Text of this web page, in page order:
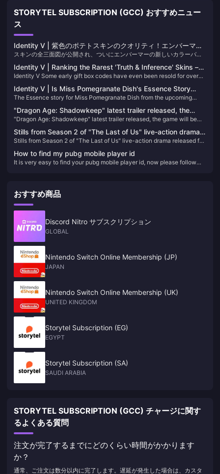
STORYTEL SUBSCRIPTION (GCC) おすすめニュー
ス
Identity V | 紫色のポテトスキンのクオリティ！エンバーマー
に遂に自身の“白黒”が登場！
スキンの全三面図が公開され、ついにエンバーマーの新しいカラーバリ
エーションスキンの全身ディテールを堪能できるようになりました。驚
くことに、プレイヤーからは満場一致で称賛されています！正直、この
デザインは限定のSランクスキンと間違われてもおかしくないほどです！
Identity V | Ranking the Rarest 'Truth & Inference' Skins –
The Top Two Are Ultra Rare!
Identity V Some early gift box codes have even been resold for over
10,000 yuan! These A-Tier skins rival S-Tier skins in quality. Let's
explore their ownership rates among players.
Identity V | Is Miss Pomegranate Dish's Essence Story
Merely a Dying Girl's Fantasy?
The Essence story for Miss Pomegranate Dish from the upcoming
details within the PV.
"Dragon Age: Shadowkeep" latest trailer released, the
game will be released this fall
"Dragon Age: Shadowkeep" latest trailer released, the game will be
Stills from Season 2 of "The Last of Us" live-action drama
released for the first time
Stills from Season 2 of "The Last of Us" live-action drama released for
How to find my pubg mobile player id
It is very easy to find your pubg mobile player id, now please follow
おすすめ商品
Discord Nitro サブスクリプション
GLOBAL
Nintendo Switch Online Membership (JP)
JAPAN
Nintendo Switch Online Membership (UK)
UNITED KINGDOM
Storytel Subscription (EG)
EGYPT
Storytel Subscription (SA)
SAUDI ARABIA
STORYTEL SUBSCRIPTION (GCC) チャージに関す
るよくある質問
注文が完了するまでにどのくらい時間がかかります
か？
通常、ご注文は数分以内に完了します。遅延が発生した場合は、カスタ